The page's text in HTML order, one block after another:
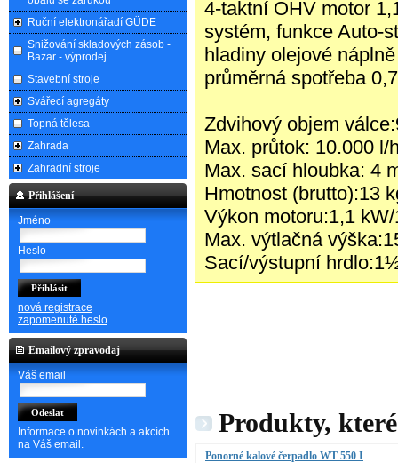
4-taktní OHV motor
systém, funkce Auto-
hladiny olejové
průměrná spotřeba
Zdvihový objem
Max. průtok: 10.000 l/
Max. sací hloubka: 4
Hmotnost (brutto):13
Výkon motoru:1,1
Max. výtlačná
Sací/výstupní
Produkty,
Ponorné kalové čerpadlo WT 550 I
Ruční elektronářadí GÜDE
Snižování skladových zásob -
Bazar - výprodej
Stavební stroje
Svářecí agregáty
Topná tělesa
Zahrada
Zahradní stroje
Přihlášení
Jméno
Heslo
nová registrace
zapomenuté heslo
Emailový zpravodaj
Váš email
Informace o novinkách a akcích
na Váš email.